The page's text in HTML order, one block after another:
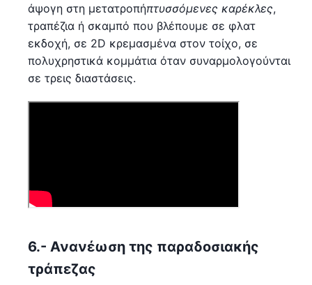
άψογη στη μετατροπήπτυσσόμενες καρέκλες,
τραπέζια ή σκαμπό που βλέπουμε σε φλατ
εκδοχή, σε 2D κρεμασμένα στον τοίχο, σε
πολυχρηστικά κομμάτια όταν συναρμολογούνται
σε τρεις διαστάσεις.
6.- Ανανέωση της παραδοσιακής
τράπεζας